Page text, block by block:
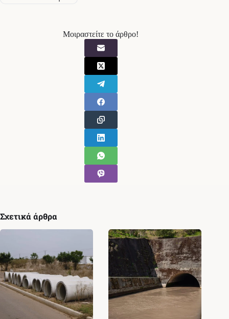
Μοιραστείτε το άρθρο!
Σχετικά άρθρα